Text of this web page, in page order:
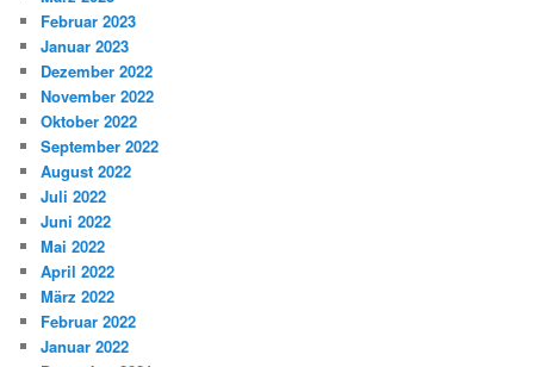
Februar 2023
Januar 2023
Dezember 2022
November 2022
Oktober 2022
September 2022
August 2022
Juli 2022
Juni 2022
Mai 2022
April 2022
März 2022
Februar 2022
Januar 2022